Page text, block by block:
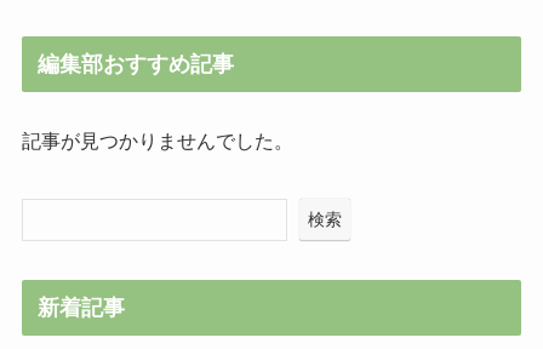
編集部おすすめ記事
記事が見つかりませんでした。
検索
新着記事